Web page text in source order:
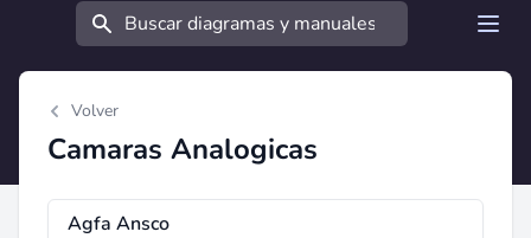
Buscar
Volver
Camaras Analogicas
Agfa Ansco